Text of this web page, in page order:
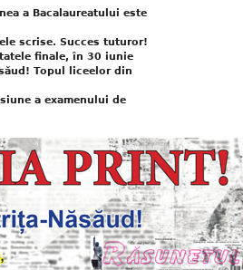
a Bacalaureatului este
scrise. Succes tuturor!
finale, în 30 iunie
Topul liceelor din
a examenului de